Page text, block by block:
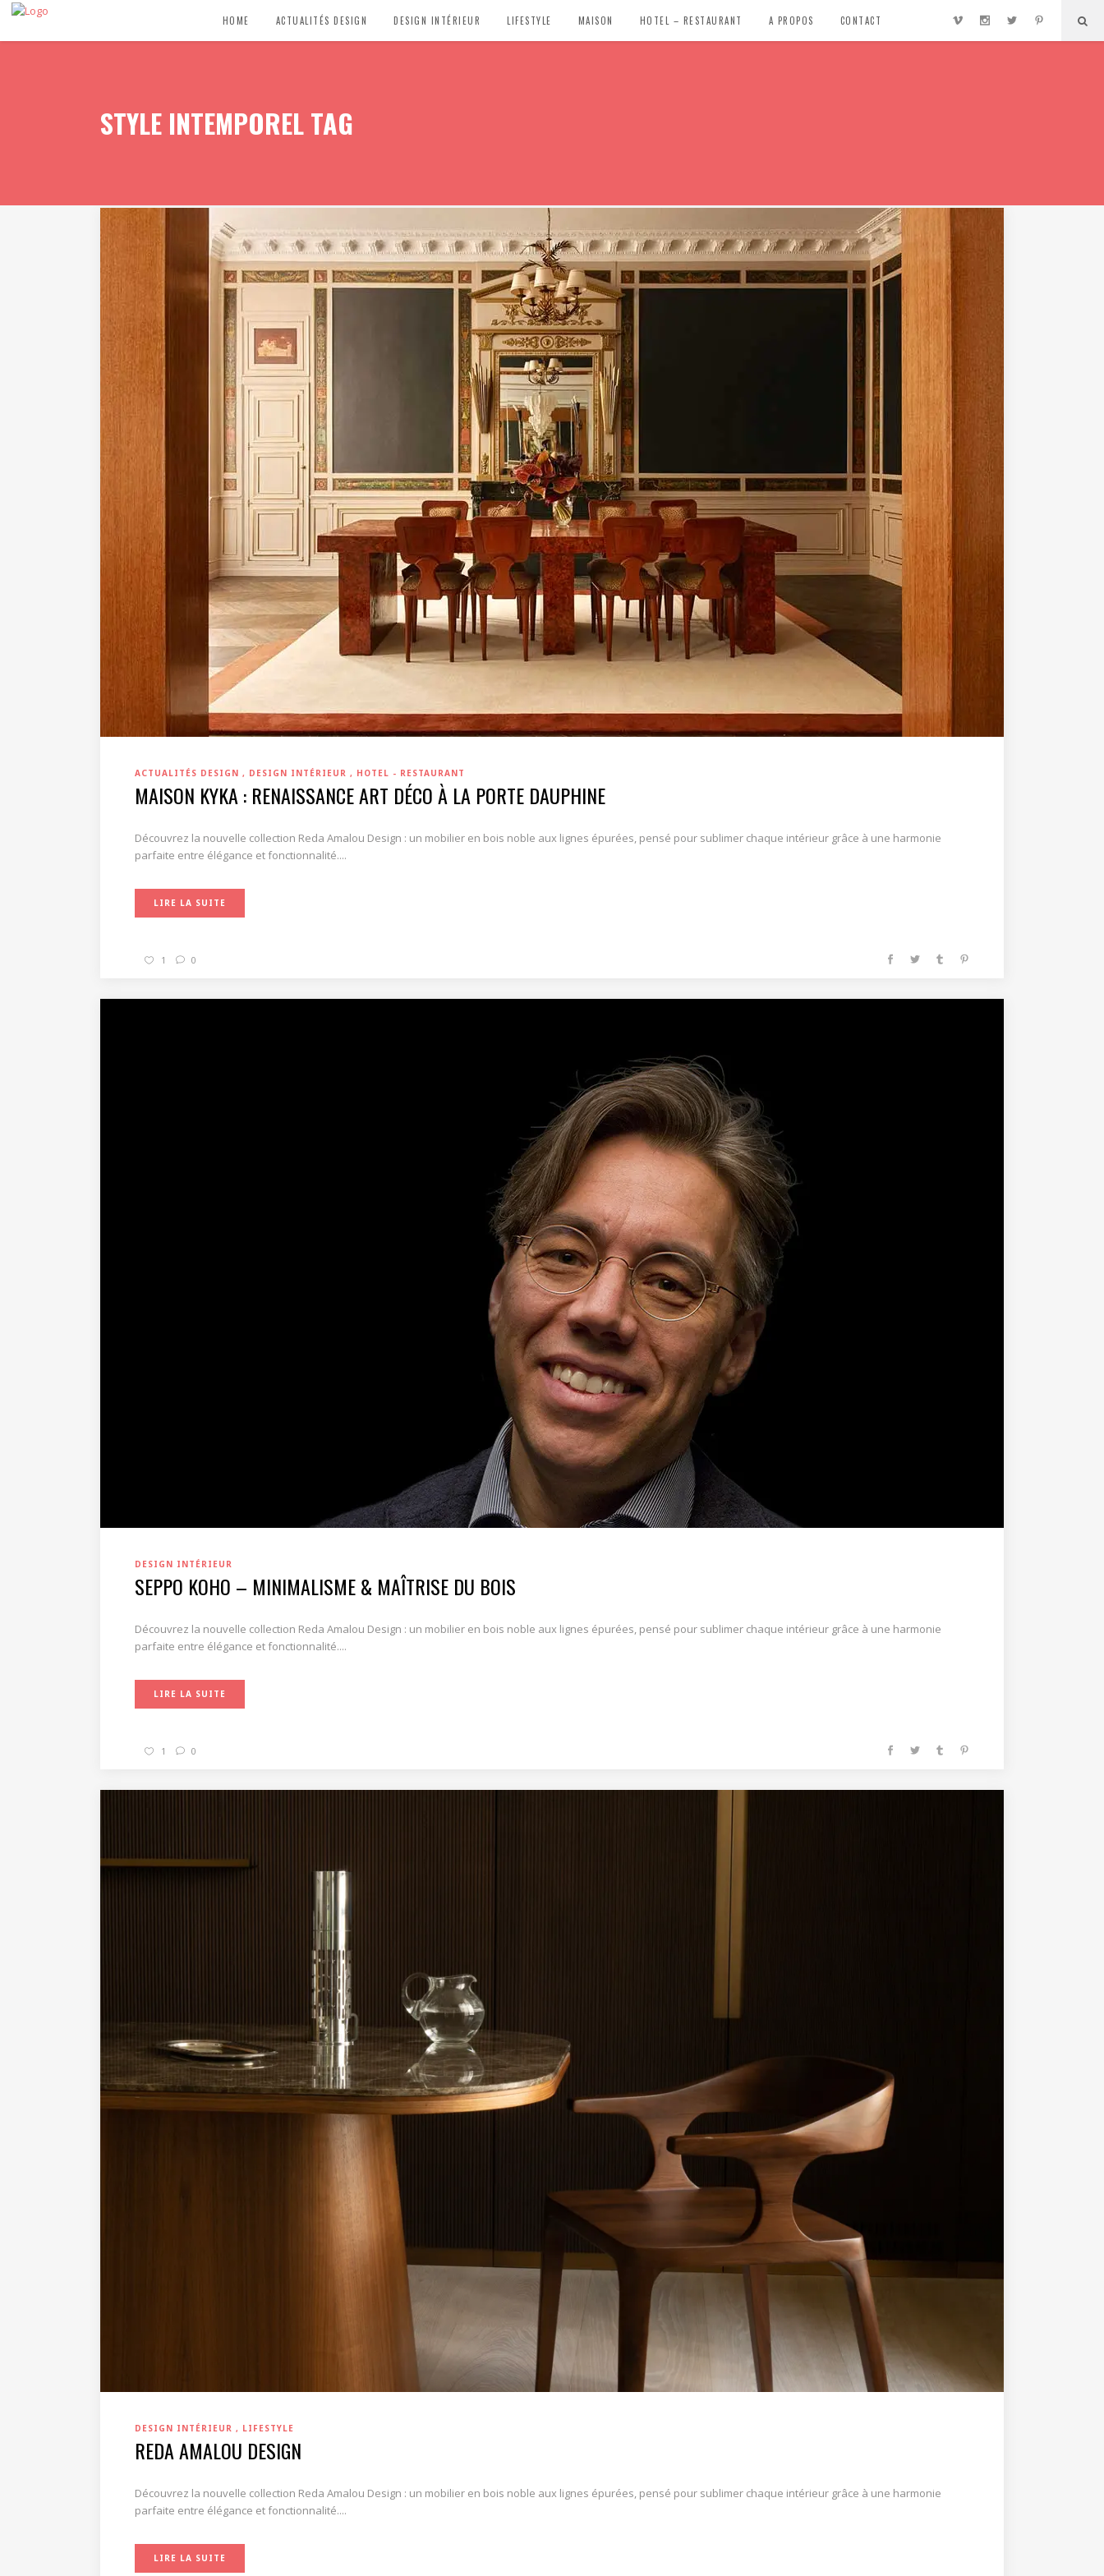
HOME ACTUALITÉS DESIGN DESIGN INTÉRIEUR LIFESTYLE MAISON HOTEL – RESTAURANT A PROPOS CONTACT
STYLE INTEMPOREL TAG
ACTUALITÉS DESIGN DESIGN INTÉRIEUR HOTEL - RESTAURANT
MAISON KYKA : RENAISSANCE ART DÉCO À LA PORTE DAUPHINE
Découvrez la nouvelle collection Reda Amalou Design : un mobilier en bois noble aux lignes épurées, pensé pour sublimer chaque intérieur grâce à une harmonie
parfaite entre élégance et fonctionnalité....
LIRE LA SUITE
1 0
DESIGN INTÉRIEUR
SEPPO KOHO – MINIMALISME & MAÎTRISE DU BOIS
Découvrez la nouvelle collection Reda Amalou Design : un mobilier en bois noble aux lignes épurées, pensé pour sublimer chaque intérieur grâce à une harmonie
parfaite entre élégance et fonctionnalité....
LIRE LA SUITE
1 0
DESIGN INTÉRIEUR LIFESTYLE
REDA AMALOU DESIGN
Découvrez la nouvelle collection Reda Amalou Design : un mobilier en bois noble aux lignes épurées, pensé pour sublimer chaque intérieur grâce à une harmonie
parfaite entre élégance et fonctionnalité....
LIRE LA SUITE